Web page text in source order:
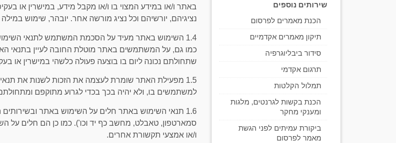
שירותים נוספים
הכנת מאמרים לפרסום
תיקון מאמרים אקדמיים
סידור ביבליוגרפיה
תרגום אקדמי
תמלול הקלטות
הכנת בקשות לגרנטים, מלגות
ומענקי מחקר
ביקורת עמיתים לפני הגשת
מאמר לפרסום
באתר ו/או במידע המצוי בו ו/או מקבל מידע, במישרין או
נציגיהם, יורשיהם וכל נציג מורשה אחר. יובהר, שימוש
1.4 השימוש באתר מעיד על הסכמת המשתמש לתנאי
כמו גם, על המשתמשים באתר מוטלת החובה לעיין בתנאי
שתחולתם נכונה ליום בו בוצעה פעולה כלשהי במישרין או
1.5 מפעילת האתר שומרת לעצמה את הזכות לשנות את
למשתמשים בו, ולא יהיה בכך בכדי לגרוע מתוקפם
1.6 תנאי השימוש באתר חלים על השימוש באתר
סמארטפון, טאבלט, מחשב כף יד וכו'). כמו כן הם חלים על
ו/או אמצעי תקשורת אחרים.